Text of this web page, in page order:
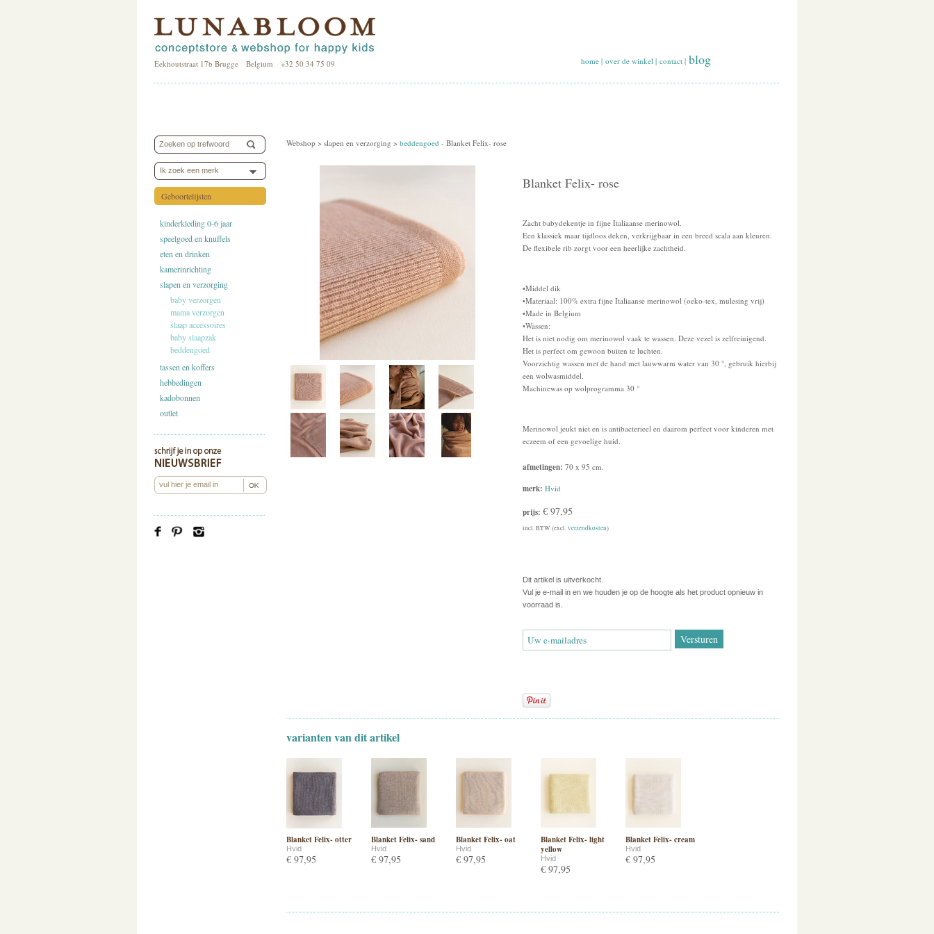
Eekhoutstraat 17b Brugge Belgium +32 50 34 75 09 home | over de winkel | contact | blog
Ik zoek een merk
Geboortelijsten
kinderkleding 0-6 jaar
speelgoed en knuffels
eten en drinken
kamerinrichting
slapen en verzorging
baby verzorgen
mama verzorgen
slaap accessoires
baby slaapzak
beddengoed
tassen en koffers
hebbedingen
kadobonnen
outlet
Webshop > slapen en verzorging > beddengoed - Blanket Felix- rose
Blanket Felix- rose
Zacht babydekentje in fijne Italiaanse merinowol.
Een klassiek maar tijdloos deken, verkrijgbaar in een breed scala aan kleuren.
De flexibele rib zorgt voor een heerlijke zachtheid.
•Middel dik
•Materiaal: 100% extra fijne Italiaanse merinowol (oeko-tex, mulesing vrij)
•Made in Belgium
•Wassen:
Het is niet nodig om merinowol vaak te wassen. Deze vezel is zelfreinigend.
Het is perfect om gewoon buiten te luchten.
Voorzichtig wassen met de hand met lauwwarm water van 30 °, gebruik hierbij
een wolwasmiddel.
Machinewas op wolprogramma 30 °
Merinowol jeukt niet en is antibacterieel en daarom perfect voor kinderen met
eczeem of een gevoelige huid.
afmetingen: 70 x 95 cm.
merk: Hvid
prijs: € 97,95
incl. BTW (excl.verzendkosten)
Dit artikel is uitverkocht.
Vul je e-mail in en we houden je op de hoogte als het product opnieuw in
voorraad is.
varianten van dit artikel
Blanket Felix- otter
Hvid
€ 97,95
Blanket Felix- sand
Hvid
€ 97,95
Blanket Felix- oat
Hvid
€ 97,95
Blanket Felix- light
yellow
Hvid
€ 97,95
Blanket Felix- cream
Hvid
€ 97,95